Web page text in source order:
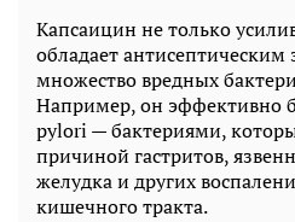
Капсаицин не только
обладает
множество вредных
Например, он эффективно
pylori — бактериями,
причиной гастритов,
желудка и других
кишечного тракта.